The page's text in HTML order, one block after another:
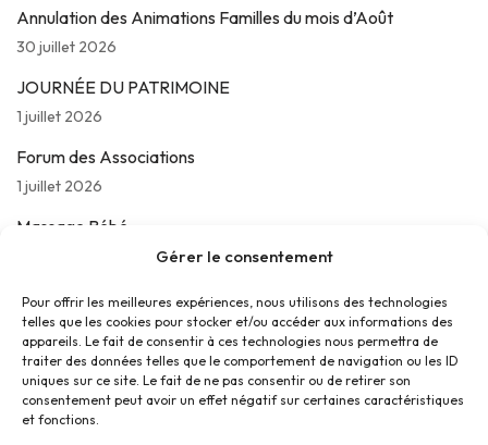
Gérer le consentement
Pour offrir les meilleures expériences, nous utilisons des technologies
telles que les cookies pour stocker et/ou accéder aux informations des
appareils. Le fait de consentir à ces technologies nous permettra de
traiter des données telles que le comportement de navigation ou les ID
uniques sur ce site. Le fait de ne pas consentir ou de retirer son
consentement peut avoir un effet négatif sur certaines caractéristiques
et fonctions.
Annulation des Animations Familles du mois d’Août
30 juillet 2026
JOURNÉE DU PATRIMOINE
1 juillet 2026
Forum des Associations
1 juillet 2026
Massage Bébé
Les jeudis de La Parolière
16 juin 2026